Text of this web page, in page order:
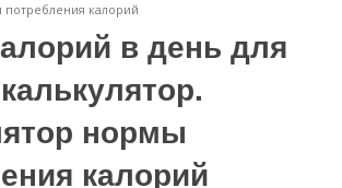
калорий
в день для
нормы
калорий